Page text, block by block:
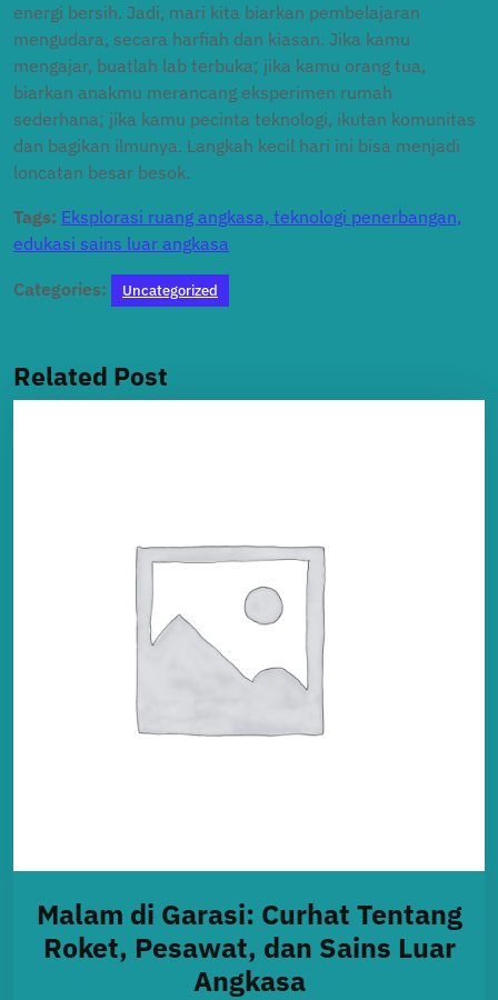
energi bersih. Jadi, mari kita biarkan pembelajaran
mengudara, secara harfiah dan kiasan. Jika kamu
mengajar, buatlah lab terbuka; jika kamu orang tua,
biarkan anakmu merancang eksperimen rumah
sederhana; jika kamu pecinta teknologi, ikutan komunitas
dan bagikan ilmunya. Langkah kecil hari ini bisa menjadi
loncatan besar besok.
Tags: Eksplorasi ruang angkasa, teknologi penerbangan,
edukasi sains luar angkasa
Categories: Uncategorized
Related Post
Malam di Garasi: Curhat Tentang
Roket, Pesawat, dan Sains Luar
Angkasa